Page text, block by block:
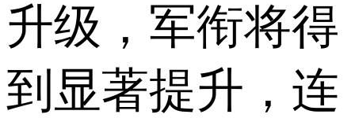
升级，军衔将得
到显著提升，连